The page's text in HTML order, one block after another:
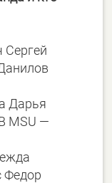
Дарья
MSU —
Федор